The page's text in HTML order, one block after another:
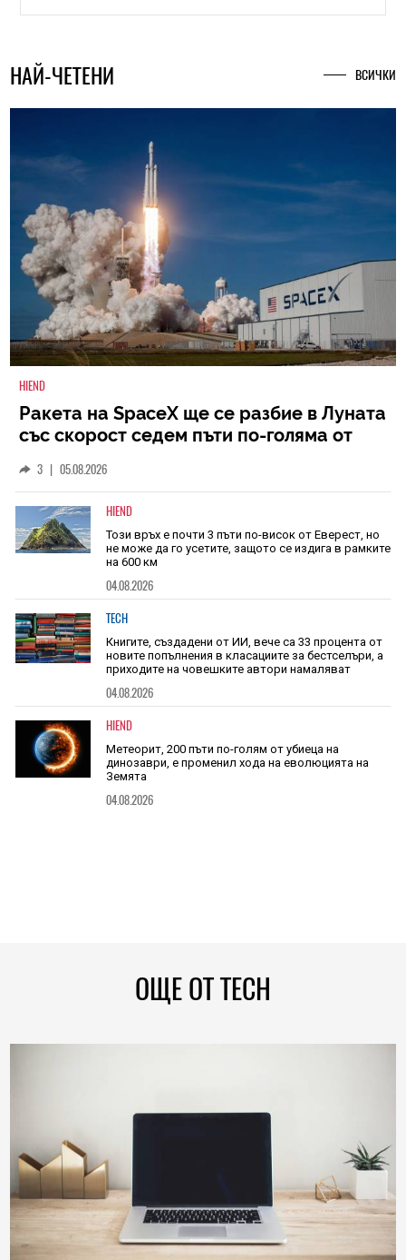
НАЙ-ЧЕТЕНИ ВСИЧКИ
HIEND
Ракета на SpaceX ще се разбие в Луната
със скорост седем пъти по-голяма от
3 | 05.08.2026
HIEND
Този връх е почти 3 пъти по-висок от Еверест, но
не може да го усетите, защото се издига в рамките
на 600 км
04.08.2026
TECH
Книгите, създадени от ИИ, вече са 33 процента от
новите попълнения в класациите за бестселъри, а
приходите на човешките автори намаляват
04.08.2026
HIEND
Метеорит, 200 пъти по-голям от убиеца на
динозаври, е променил хода на еволюцията на
Земята
04.08.2026
ОЩЕ ОТ TECH